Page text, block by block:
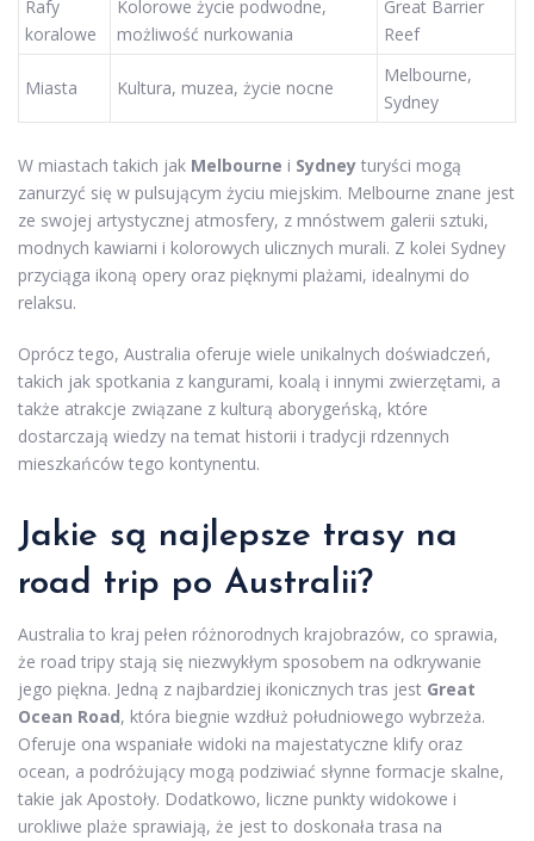
Rafy
koralowe
Kolorowe życie podwodne,
możliwość nurkowania
Great Barrier
Reef
Miasta Kultura, muzea, życie nocne
Melbourne,
Sydney
W miastach takich jak Melbourne i Sydney turyści mogą
zanurzyć się w pulsującym życiu miejskim. Melbourne znane jest
ze swojej artystycznej atmosfery, z mnóstwem galerii sztuki,
modnych kawiarni i kolorowych ulicznych murali. Z kolei Sydney
przyciąga ikoną opery oraz pięknymi plażami, idealnymi do
relaksu.
Oprócz tego, Australia oferuje wiele unikalnych doświadczeń,
takich jak spotkania z kangurami, koalą i innymi zwierzętami, a
także atrakcje związane z kulturą aborygeńską, które
dostarczają wiedzy na temat historii i tradycji rdzennych
mieszkańców tego kontynentu.
Jakie są najlepsze trasy na
road trip po Australii?
Australia to kraj pełen różnorodnych krajobrazów, co sprawia,
że road tripy stają się niezwykłym sposobem na odkrywanie
jego piękna. Jedną z najbardziej ikonicznych tras jest Great
Ocean Road, która biegnie wzdłuż południowego wybrzeża.
Oferuje ona wspaniałe widoki na majestatyczne klify oraz
ocean, a podróżujący mogą podziwiać słynne formacje skalne,
takie jak Apostoły. Dodatkowo, liczne punkty widokowe i
urokliwe plaże sprawiają, że jest to doskonała trasa na